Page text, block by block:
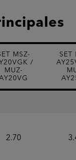
MSZ-
/
MUZ-
SET
2.70